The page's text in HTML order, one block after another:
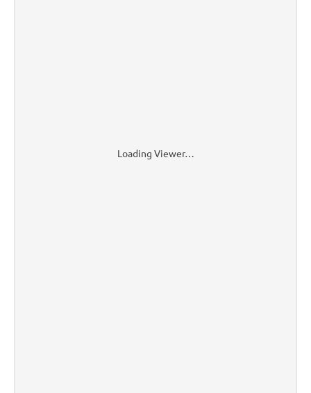
Loading Viewer…